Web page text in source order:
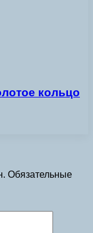
кольцо
Обязательные